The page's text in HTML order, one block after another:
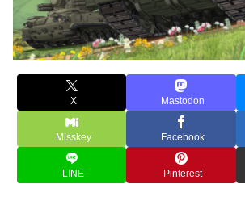
X Mastodon
Misskey Facebook
LINE Pinterest